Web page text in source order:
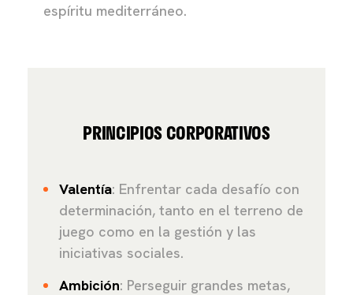
espíritu mediterráneo.
PRINCIPIOS CORPORATIVOS
Valentía: Enfrentar cada desafío con
determinación, tanto en el terreno de
juego como en la gestión y las
iniciativas sociales.
Ambición: Perseguir grandes metas,